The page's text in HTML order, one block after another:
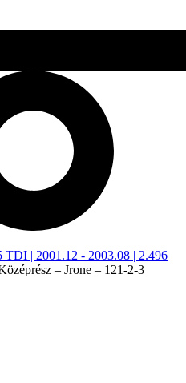
TDI | 2001.12 - 2003.08 | 2.496
– Jrone – 121-2-3